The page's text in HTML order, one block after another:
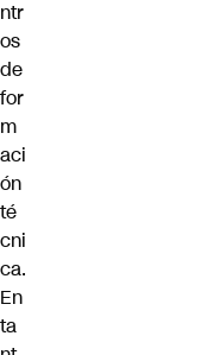
ntr
os
de
for
m
aci
ón
té
cni
ca.
En
ta